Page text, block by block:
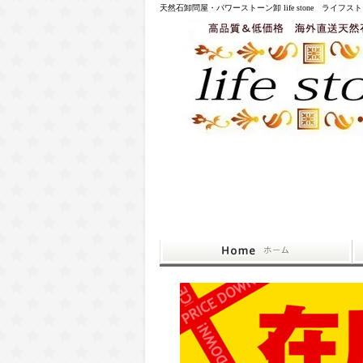
天然石卸問屋・パワーストーン卸 life stone ライフス